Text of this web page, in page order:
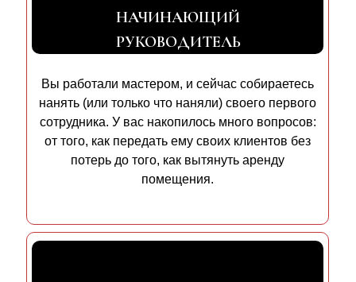
НАЧИНАЮЩИЙ
РУКОВОДИТЕЛЬ
Вы работали мастером, и сейчас собираетесь
нанять (или только что наняли) своего первого
сотрудника. У вас накопилось много вопросов:
от того, как передать ему своих клиентов без
потерь до того, как вытянуть аренду
помещения.